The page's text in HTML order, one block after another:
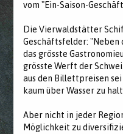
vom "Ein-Saison-
Die Vierwaldstätter
Geschäftsfelder:
das grösste
grösste Werft der
aus den Billettpreisen
kaum über Wasser zu
Aber nicht in jeder
Möglichkeit zu